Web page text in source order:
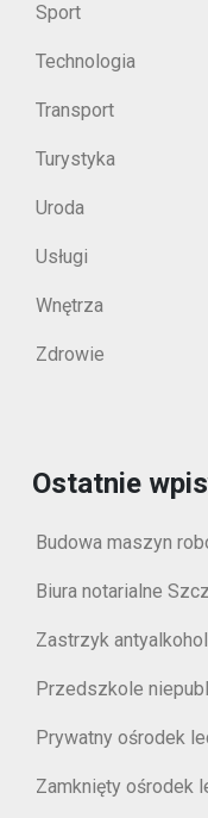
Sport
Technologia
Transport
Turystyka
Uroda
Usługi
Wnętrza
Zdrowie
Ostatnie
Budowa maszyn
Biura notarialne
Zastrzyk
Przedszkole
Prywatny ośrodek
Zamknięty ośrodek